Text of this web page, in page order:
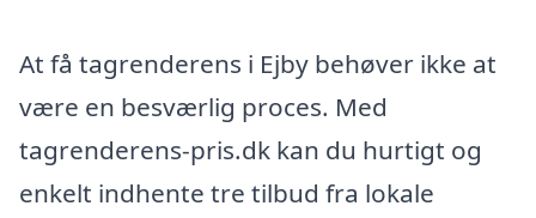
At få tagrenderens i Ejby behøver ikke at
være en besværlig proces. Med
tagrenderens-pris.dk kan du hurtigt og
enkelt indhente tre tilbud fra lokale